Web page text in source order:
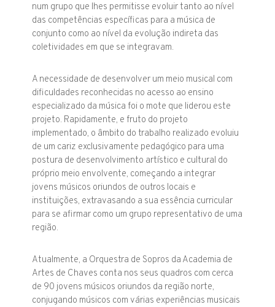
num grupo que lhes permitisse evoluir tanto ao nível
das competências específicas para a música de
conjunto como ao nível da evolução indireta das
coletividades em que se integravam.
A necessidade de desenvolver um meio musical com
dificuldades reconhecidas no acesso ao ensino
especializado da música foi o mote que liderou este
projeto. Rapidamente, e fruto do projeto
implementado, o âmbito do trabalho realizado evoluiu
de um cariz exclusivamente pedagógico para uma
postura de desenvolvimento artístico e cultural do
próprio meio envolvente, começando a integrar
jovens músicos oriundos de outros locais e
instituições, extravasando a sua essência curricular
para se afirmar como um grupo representativo de uma
região.
Atualmente, a Orquestra de Sopros da Academia de
Artes de Chaves conta nos seus quadros com cerca
de 90 jovens músicos oriundos da região norte,
conjugando músicos com várias experiências musicais